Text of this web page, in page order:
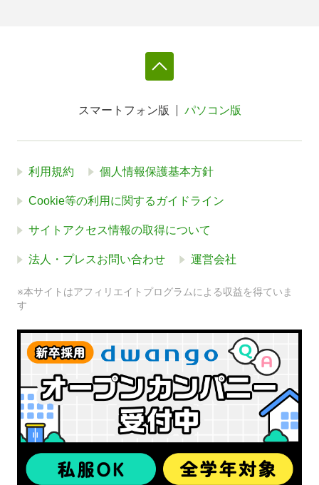
スマートフォン版 パソコン版
利用規約 個人情報保護基本方針
Cookie等の利用に関するガイドライン
サイトアクセス情報の取得について
法人・プレスお問い合わせ 運営会社
※本サイトはアフィリエイトプログラムによる収益を得ていま
す